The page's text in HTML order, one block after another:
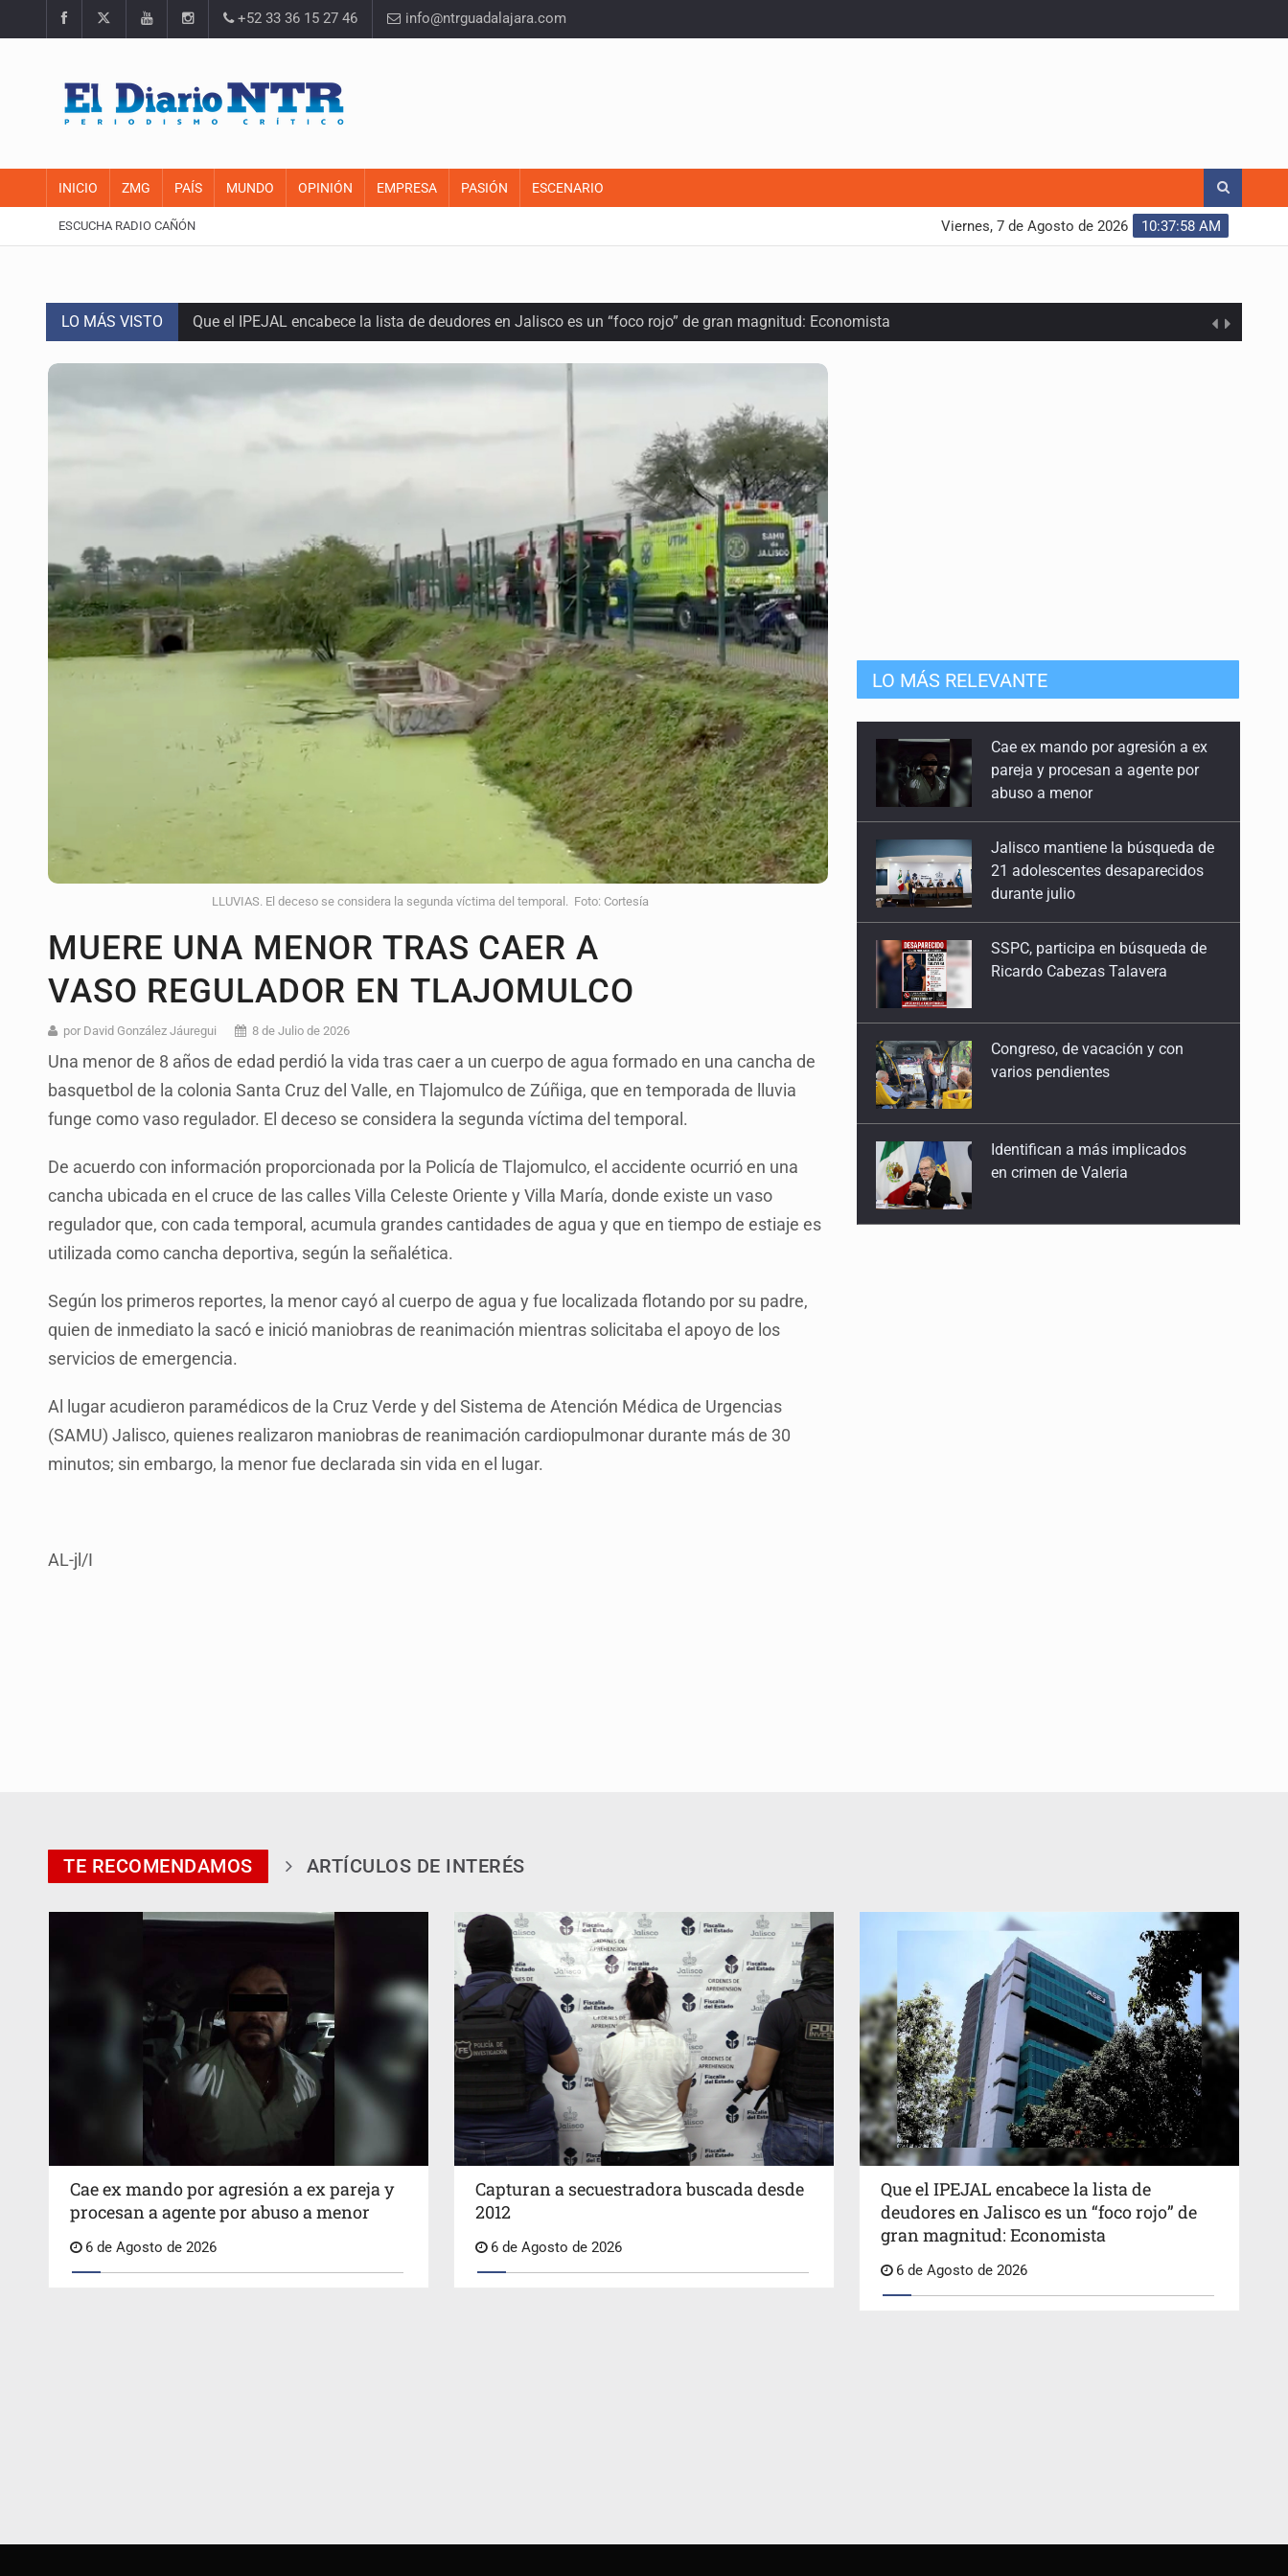
+52 33 36 15 27 46 info@ntrguadalajara.com
INICIO ZMG PAÍS MUNDO OPINIÓN EMPRESA PASIÓN ESCENARIO
ESCUCHA RADIO CAÑÓN 10:37:59 AM
Viernes, 7 de Agosto de 2026
LO MÁS VISTO Que el IPEJAL encabece la lista de deudores en Jalisco es un “foco rojo” de gran magnitud: Economista
Critican inoperancia de la ASEJ para recuperar fondos públicos
Catean centro de fraudes inmobiliarios en Zapopan
Ex policía es detenido por agresión y amenzas contra su pareja
Vecinos de Mirador de San Isidro denuncian tala; IJALVI lo niega
Reporta 627 acciones tras inundación en Balcones de Oblatos
SSPC, participa en búsqueda de Ricardo Cabezas Talavera
Proponen consulta popular por desarrollo de vivienda en Mirador de San Isidro
Identifican a más implicados en crimen de Valeria
Capturan a secuestradora buscada desde 2012
LLUVIAS. El deceso se considera la segunda víctima del temporal. Foto: Cortesía
MUERE UNA MENOR TRAS CAER A
VASO REGULADOR EN TLAJOMULCO
por David González Jáuregui 8 de Julio de 2026
Una menor de 8 años de edad perdió la vida tras caer a un cuerpo de agua formado en una cancha de
basquetbol de la colonia Santa Cruz del Valle, en Tlajomulco de Zúñiga, que en temporada de lluvia
funge como vaso regulador. El deceso se considera la segunda víctima del temporal.
De acuerdo con información proporcionada por la Policía de Tlajomulco, el accidente ocurrió en una
cancha ubicada en el cruce de las calles Villa Celeste Oriente y Villa María, donde existe un vaso
regulador que, con cada temporal, acumula grandes cantidades de agua y que en tiempo de estiaje es
utilizada como cancha deportiva, según la señalética.
Según los primeros reportes, la menor cayó al cuerpo de agua y fue localizada flotando por su padre,
quien de inmediato la sacó e inició maniobras de reanimación mientras solicitaba el apoyo de los
servicios de emergencia.
Al lugar acudieron paramédicos de la Cruz Verde y del Sistema de Atención Médica de Urgencias
(SAMU) Jalisco, quienes realizaron maniobras de reanimación cardiopulmonar durante más de 30
minutos; sin embargo, la menor fue declarada sin vida en el lugar.
AL-jl/I
LO MÁS RELEVANTE
Jalisco mantiene la búsqueda de
21 adolescentes desaparecidos
durante julio
SSPC, participa en búsqueda de
Ricardo Cabezas Talavera
Congreso, de vacación y con
varios pendientes
Identifican a más implicados
en crimen de Valeria
Capturan en Zapopan a
defraudador de paquetes
TE RECOMENDAMOS ARTÍCULOS DE INTERÉS
Cae ex mando por agresión a ex pareja y
procesan a agente por abuso a menor
6 de Agosto de 2026
Capturan a secuestradora buscada desde
2012
6 de Agosto de 2026
Que el IPEJAL encabece la lista de
deudores en Jalisco es un “foco rojo” de
gran magnitud: Economista
6 de Agosto de 2026